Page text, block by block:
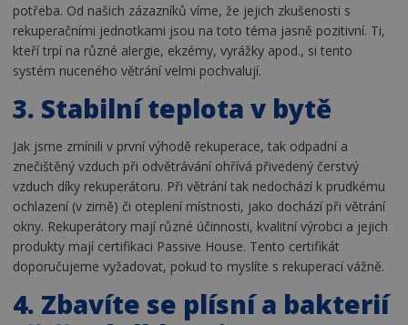
potřeba. Od našich zázazníků víme, že jejich zkušenosti s
rekuperačními jednotkami jsou na toto téma jasně pozitivní. Ti,
kteří trpí na různé alergie, ekzémy, vyrážky apod., si tento
systém nuceného větrání velmi pochvalují.
3. Stabilní teplota v bytě
Jak jsme zmínili v první výhodě rekuperace, tak odpadní a
znečištěný vzduch při odvětrávání ohřívá přivedený čerstvý
vzduch díky rekuperátoru. Při větrání tak nedochází k prudkému
ochlazení (v zimě) či oteplení místnosti, jako dochází při větrání
okny. Rekuperátory mají různé účinnosti, kvalitní výrobci a jejich
produkty mají certifikaci Passive House. Tento certifikát
doporučujeme vyžadovat, pokud to myslíte s rekuperací vážně.
4. Zbavíte se plísní a bakterií